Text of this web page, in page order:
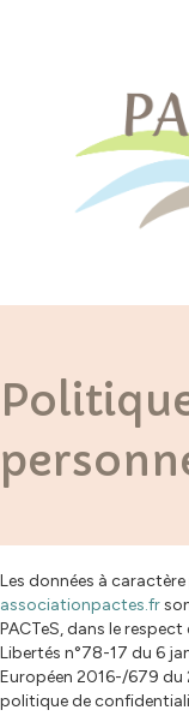
Les données à
associationpactes.fr
PACTeS, dans le
Libertés n°78-17 du 6
Européen 2016-/679 du
politique de